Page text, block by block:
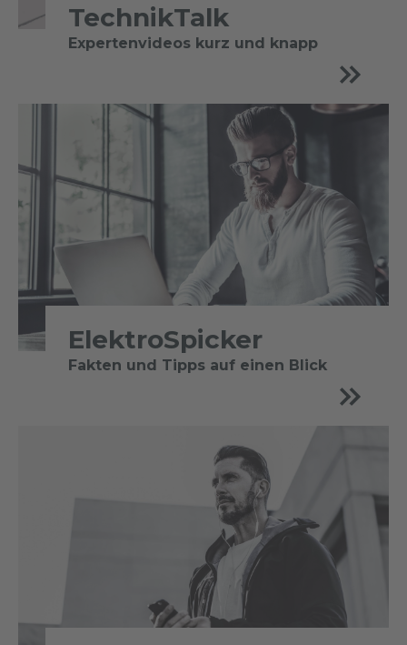
TechnikTalk
Expertenvideos kurz und knapp
ElektroSpicker
Fakten und Tipps auf einen Blick